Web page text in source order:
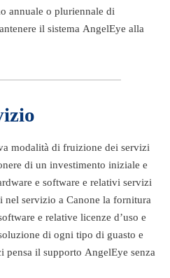
annuale o pluriennale di
il sistema AngelEye alla
modalità di fruizione dei servizi
di un investimento iniziale e
e software e relativi servizi
nel servizio a Canone la fornitura
e relative licenze d’uso e
di ogni tipo di guasto e
pensa il supporto AngelEye senza